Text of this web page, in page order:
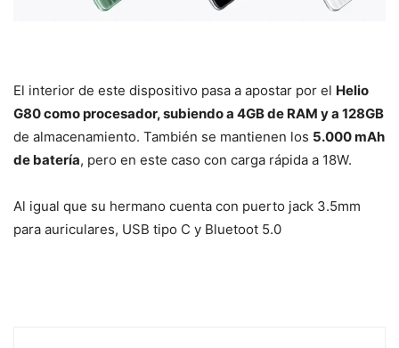
El interior de este dispositivo pasa a apostar por el Helio
G80 como procesador, subiendo a 4GB de RAM y a 128GB
de almacenamiento. También se mantienen los 5.000 mAh
de batería, pero en este caso con carga rápida a 18W.
Al igual que su hermano cuenta con puerto jack 3.5mm
para auriculares, USB tipo C y Bluetoot 5.0